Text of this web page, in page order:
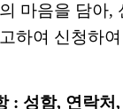
마음을 담아,
하여 신청하
: 성함, 연락처